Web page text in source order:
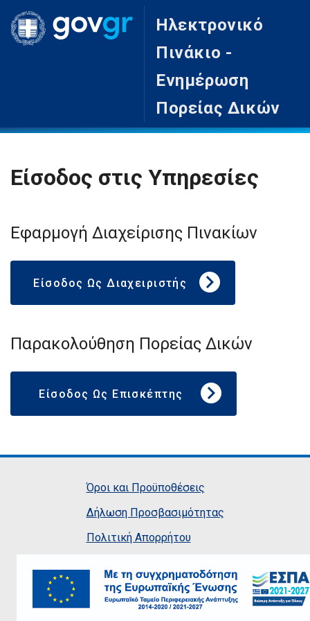
Ηλεκτρονικό
Πινάκιο -
Ενημέρωση
Πορείας Δικών
Είσοδος στις Υπηρεσίες
Εφαρμογή Διαχείρισης Πινακίων
Είσοδος Ως Διαχειριστής
Παρακολούθηση Πορείας Δικών
Είσοδος Ως Επισκέπτης
Όροι και Προϋποθέσεις
Δήλωση Προσβασιμότητας
Πολιτική Απορρήτου